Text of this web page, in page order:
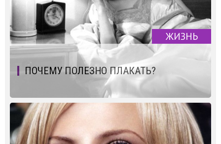
ЖИЗНЬ
ПОЧЕМУ ПОЛЕЗНО ПЛАКАТЬ?